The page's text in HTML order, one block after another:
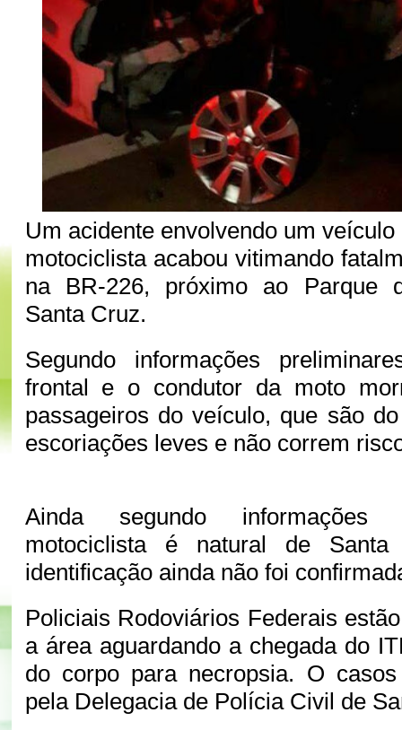
Um acidente envolvendo um
motociclista acabou vitimando
na BR-226, próximo ao Parque
Santa Cruz.
Segundo informações
frontal e o condutor da moto
passageiros do veículo, que são
escoriações leves e não correm
Ainda segundo informações
motociclista é natural de
identificação ainda não foi
Policiais Rodoviários Federais
a área aguardando a chegada do
do corpo para necropsia. O
pela Delegacia de Polícia Civil de